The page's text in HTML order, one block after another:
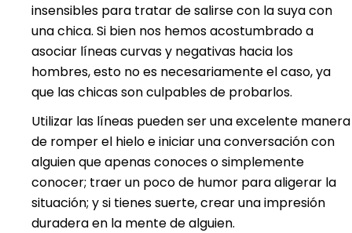
insensibles para tratar de salirse con la suya con
una chica. Si bien nos hemos acostumbrado a
asociar líneas curvas y negativas hacia los
hombres, esto no es necesariamente el caso, ya
que las chicas son culpables de probarlos.
Utilizar las líneas pueden ser una excelente manera
de romper el hielo e iniciar una conversación con
alguien que apenas conoces o simplemente
conocer; traer un poco de humor para aligerar la
situación; y si tienes suerte, crear una impresión
duradera en la mente de alguien.